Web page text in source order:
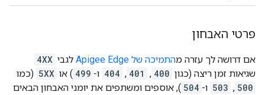
פרטי האבחון
אם דרושה לך עזרה מהתמיכה של Apigee Edge לגבי 4XX
שגיאות זמן ריצה (כגון 400
,
401
,
404 ו- 499 ) או 5XX (כמו
500
,
503 ו- 504 ), אוספים ומשתפים את יומני האבחון הבאים